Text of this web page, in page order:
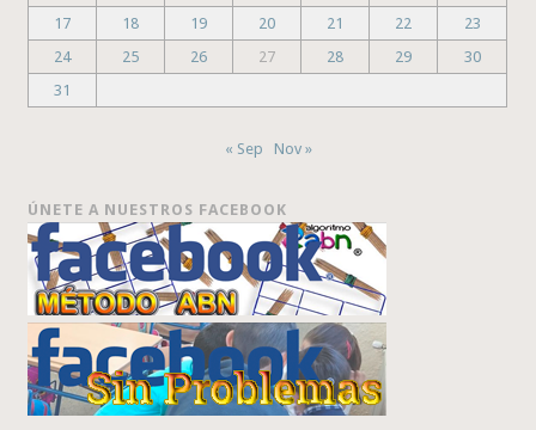
17
18 19 20 21 22
23
24
25 26 27 28 29
30
31
« Sep Nov »
ÚNETE A NUESTROS FACEBOOK